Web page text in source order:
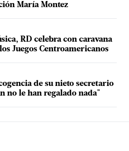
María Montez
RD celebra con caravana
Juegos Centroamericanos
de su nieto secretario
no le han regalado nada"